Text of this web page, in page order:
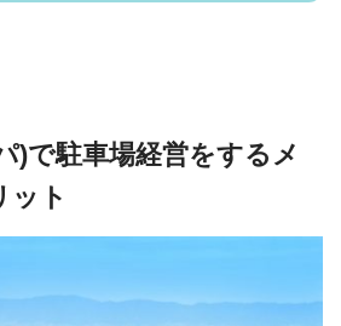
)で駐車場経営をするメ
ット